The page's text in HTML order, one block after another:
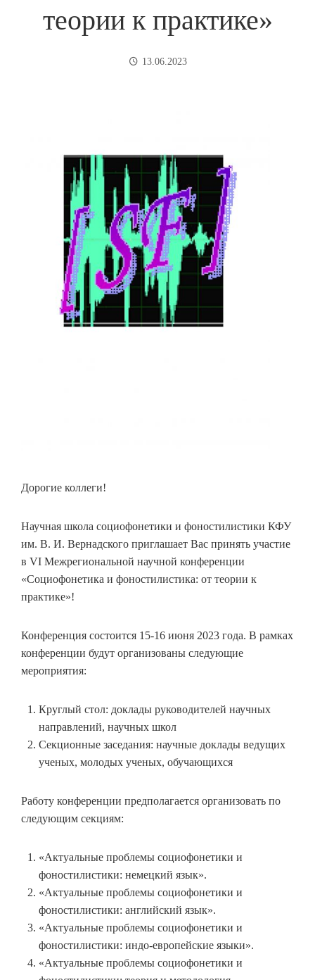
теории к практике»
13.06.2023
Дорогие коллеги!
Научная школа социофонетики и фоностилистики КФУ
им. В. И. Вернадского приглашает Вас принять участие
в VI Межрегиональной научной конференции
«Социофонетика и фоностилистика: от теории к
практике»!
Конференция состоится 15-16 июня 2023 года. В рамках
конференции будут организованы следующие
мероприятия:
Круглый стол: доклады руководителей научных
направлений, научных школ
Секционные заседания: научные доклады ведущих
ученых, молодых ученых, обучающихся
Работу конференции предполагается организовать по
следующим секциям:
«Актуальные проблемы социофонетики и
фоностилистики: немецкий язык».
«Актуальные проблемы социофонетики и
фоностилистики: английский язык».
«Актуальные проблемы социофонетики и
фоностилистики: индо-европейские языки».
«Актуальные проблемы социофонетики и